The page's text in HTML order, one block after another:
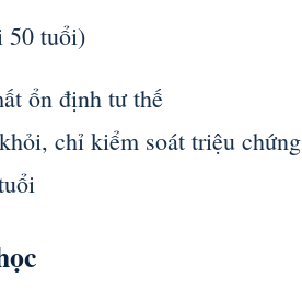
50 tuổi)
ổn định tư thế
chỉ kiểm soát triệu chứng